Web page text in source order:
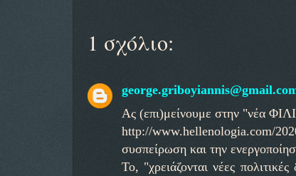
1 σχόλιο:
Ας (επι)μείνουμε στην "νέα
http://www.hellenologia.com/
συσπείρωση και την
Το, "χρειάζονται νέες